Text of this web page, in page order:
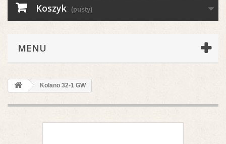
Koszyk (pusty)
MENU
Kolano 32-1 GW